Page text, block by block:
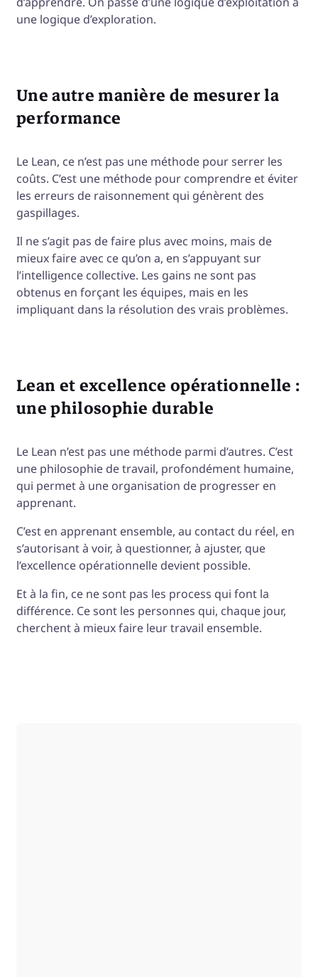
une logique d’exploration.
Une autre manière de mesurer la
performance
Le Lean, ce n’est pas une méthode pour serrer les
coûts. C’est une méthode pour comprendre et éviter
les erreurs de raisonnement qui génèrent des
gaspillages.
Il ne s’agit pas de faire plus avec moins, mais de
mieux faire avec ce qu’on a, en s’appuyant sur
l’intelligence collective. Les gains ne sont pas
obtenus en forçant les équipes, mais en les
impliquant dans la résolution des vrais problèmes.
Lean et excellence opérationnelle :
une philosophie durable
Le Lean n’est pas une méthode parmi d’autres. C’est
une philosophie de travail, profondément humaine,
qui permet à une organisation de progresser en
apprenant.
C’est en apprenant ensemble, au contact du réel, en
s’autorisant à voir, à questionner, à ajuster, que
l’excellence opérationnelle devient possible.
Et à la fin, ce ne sont pas les process qui font la
différence. Ce sont les personnes qui, chaque jour,
cherchent à mieux faire leur travail ensemble.